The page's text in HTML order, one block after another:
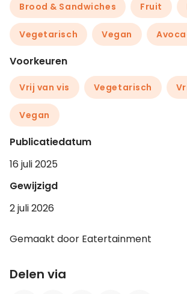
Brood & Sandwiches Fruit
Vegetarisch Vegan
Voorkeuren
Vrij van vis Vegetarisch
Vegan
Publicatiedatum
16 juli 2025
Gewijzigd
2 juli 2026
Gemaakt door Eatertainment
Delen via